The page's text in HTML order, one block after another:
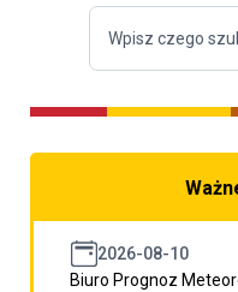
2026-08-10
Biuro Prognoz